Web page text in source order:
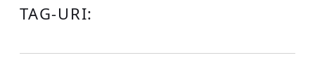
TAG-URI: